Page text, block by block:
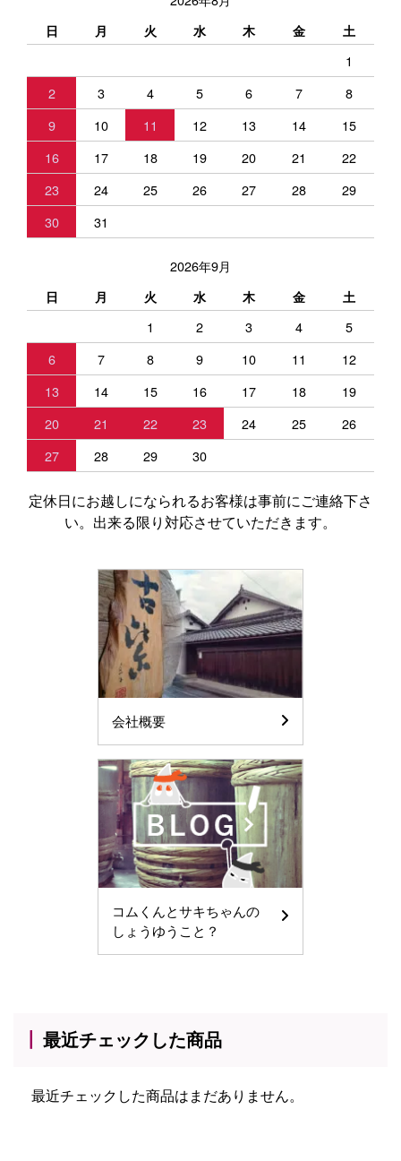
日 月 火 水 木 金 土
1
2
3 4 5 6 7
8
9
10 11 12 13 14
15
16
17 18 19 20 21
22
23
24 25 26 27 28
29
30
31
2026年9月
日 月 火 水 木 金 土
1 2 3 4
5
6
7 8 9 10 11
12
13
14 15 16 17 18
19
20
21 22 23 24 25
26
27
28 29 30
定休日にお越しになられるお客様は事前にご連絡下さ
い。出来る限り対応させていただきます。
会社概要
コムくんとサキちゃんの
しょうゆうこと？
最近チェックした商品
最近チェックした商品はまだありません。